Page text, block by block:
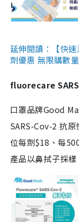
延伸閱讀：【快
劑優惠 無限購數
fluorecare
口罩品牌Good
SARS-Cov-2 抗
位每劑$18、每
產品以鼻拭子採